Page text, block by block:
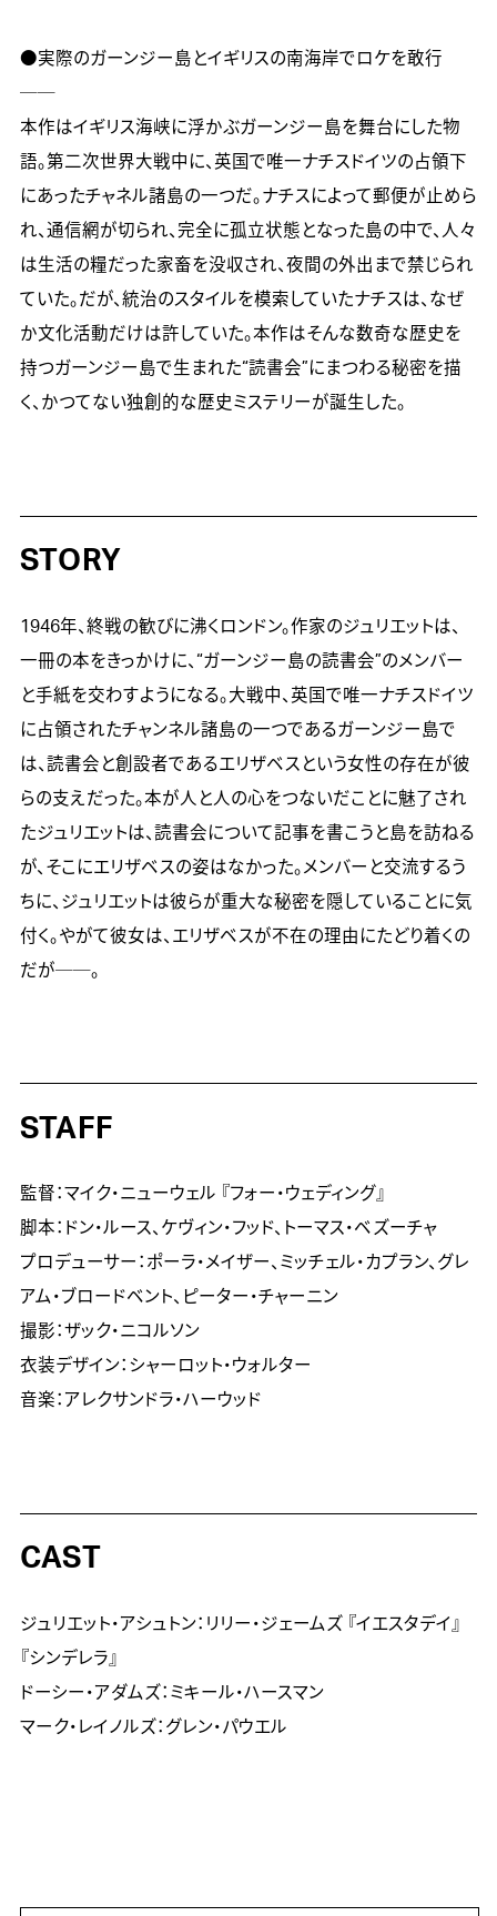
●実際のガーンジー島とイギリスの南海岸でロケを敢行
──
本作はイギリス海峡に浮かぶガーンジー島を舞台にした物
語。第二次世界大戦中に、英国で唯一ナチスドイツの占領下
にあったチャネル諸島の一つだ。ナチスによって郵便が止めら
れ、通信網が切られ、完全に孤立状態となった島の中で、人々
は生活の糧だった家畜を没収され、夜間の外出まで禁じられ
ていた。だが、統治のスタイルを模索していたナチスは、なぜ
か文化活動だけは許していた。本作はそんな数奇な歴史を
持つガーンジー島で生まれた“読書会”にまつわる秘密を描
く、かつてない独創的な歴史ミステリーが誕生した。
STORY
1946年、終戦の歓びに沸くロンドン。作家のジュリエットは、
一冊の本をきっかけに、“ガーンジー島の読書会”のメンバー
と手紙を交わすようになる。大戦中、英国で唯一ナチスドイツ
に占領されたチャンネル諸島の一つであるガーンジー島で
は、読書会と創設者であるエリザベスという女性の存在が彼
らの支えだった。本が人と人の心をつないだことに魅了され
たジュリエットは、読書会について記事を書こうと島を訪ねる
が、そこにエリザベスの姿はなかった。メンバーと交流するう
ちに、ジュリエットは彼らが重大な秘密を隠していることに気
付く。やがて彼女は、エリザベスが不在の理由にたどり着くの
だが──。
STAFF
監督：マイク・ニューウェル 『フォー・ウェディング』
脚本：ドン・ルース、ケヴィン・フッド、トーマス・ベズーチャ
プロデューサー：ポーラ・メイザー、ミッチェル・カプラン、グレ
アム・ブロードベント、ピーター・チャーニン
撮影：ザック・ニコルソン
衣装デザイン：シャーロット・ウォルター
音楽：アレクサンドラ・ハーウッド
CAST
ジュリエット・アシュトン：リリー・ジェームズ 『イエスタデイ』
『シンデレラ』
ドーシー・アダムズ：ミキール・ハースマン
マーク・レイノルズ：グレン・パウエル